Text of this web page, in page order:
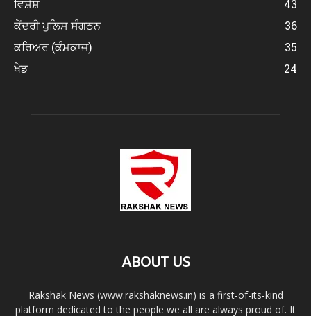
ਵਿਸ਼ੇਸ਼
43
ਕੇਂਦਰੀ ਪੁਲਿਸ ਸੰਗਠਨ
36
ਕਰਿਅਰ (ਕੰਮਕਾਜ)
35
ਖੇਡ
24
ABOUT US
Rakshak News (www.rakshaknews.in) is a first-of-its-kind
platform dedicated to the people we all are always proud of. It